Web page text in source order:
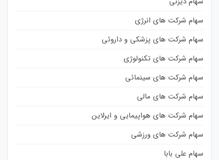
سهام شرکت های انرژی
سهام شرکت های پزشکی و داروئی
سهام شرکت های تکنولوژی
سهام شرکت های سینمائی
سهام شرکت های مالی
سهام شرکت های هواپیمایی و ایرلاین
سهام شرکت های ورزشی
سهام علی بابا